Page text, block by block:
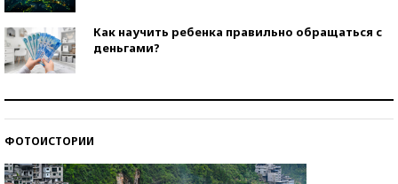
Как научить ребенка правильно обращаться с
деньгами?
ФОТОИСТОРИИ